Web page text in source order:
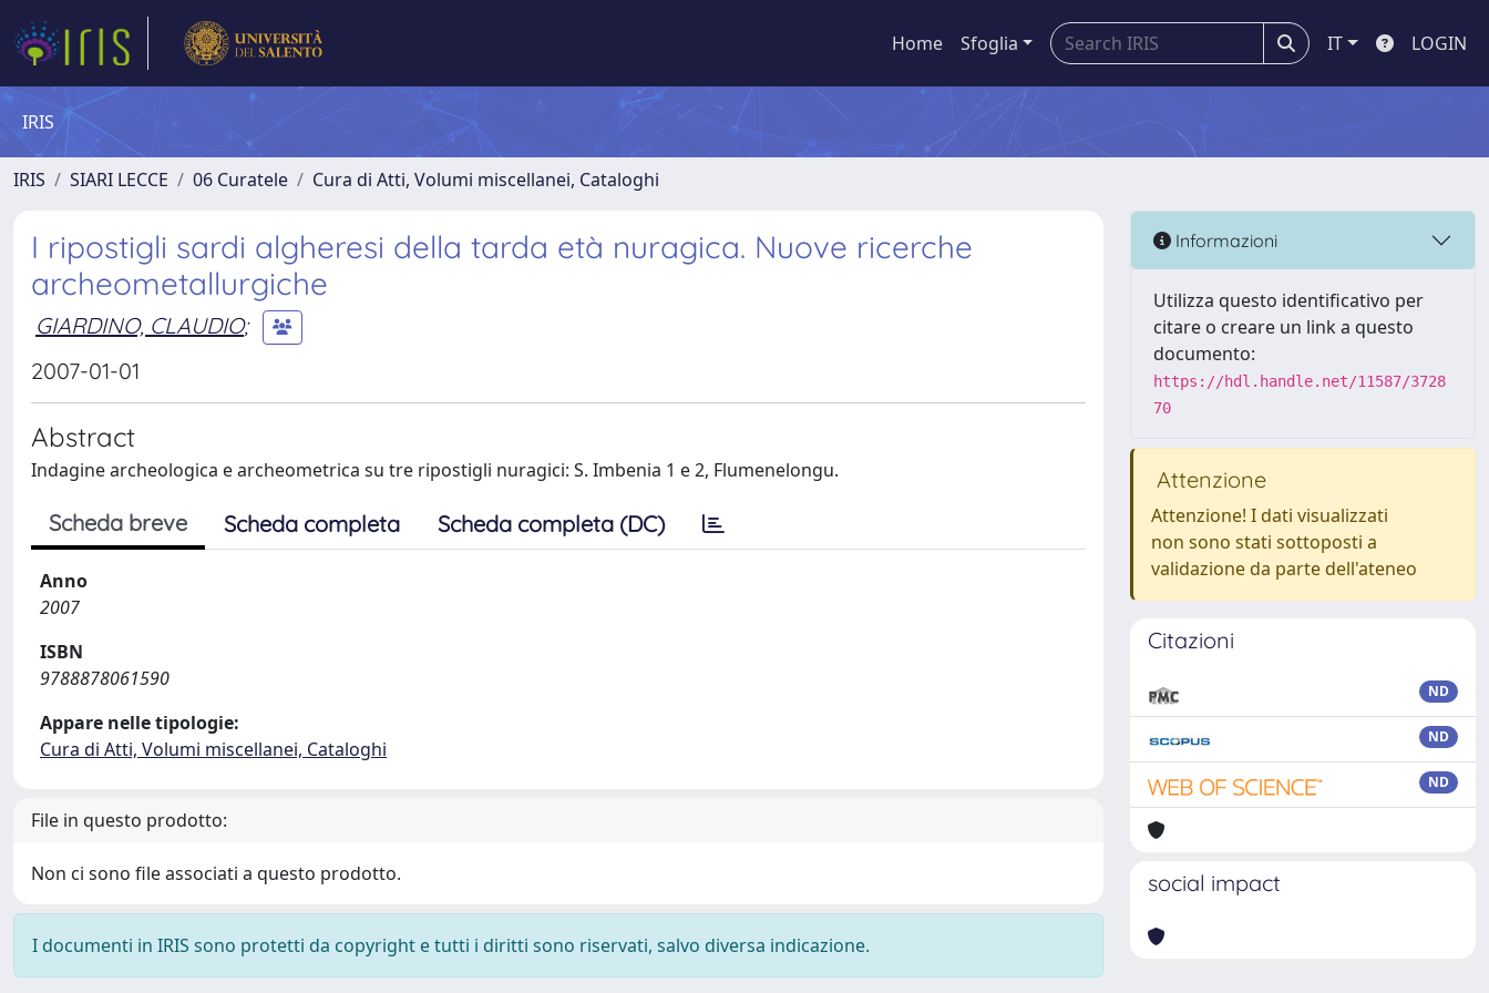
Home Sfoglia IT LOGIN
IRIS
IRIS SIARI LECCE 06 Curatele Cura di Atti, Volumi miscellanei, Cataloghi
I ripostigli sardi algheresi della tarda età nuragica. Nuove ricerche
archeometallurgiche
GIARDINO, CLAUDIO;
2007-01-01
Abstract
Indagine archeologica e archeometrica su tre ripostigli nuragici: S. Imbenia 1 e 2, Flumenelongu.
Scheda breve Scheda completa Scheda completa (DC)
Anno
2007
ISBN
9788878061590
Appare nelle tipologie:
Cura di Atti, Volumi miscellanei, Cataloghi
File in questo prodotto:
Non ci sono file associati a questo prodotto.
I documenti in IRIS sono protetti da copyright e tutti i diritti sono riservati, salvo diversa indicazione.
Informazioni
Utilizza questo identificativo per
citare o creare un link a questo
documento:
https://hdl.handle.net/11587/3728
70
Attenzione
Attenzione! I dati visualizzati
non sono stati sottoposti a
validazione da parte dell'ateneo
Citazioni
ND
ND
ND
social impact